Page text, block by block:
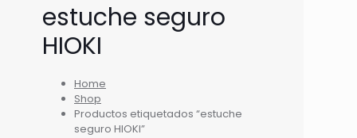
estuche seguro
HIOKI
Home
Shop
Productos etiquetados “estuche
seguro HIOKI”